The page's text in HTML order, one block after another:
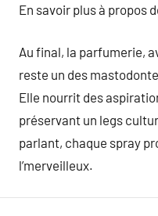
En savoir plus à propos
Au final, la parfumerie,
reste un des
Elle nourrit des
préservant un legs
parlant, chaque spray
l’merveilleux.